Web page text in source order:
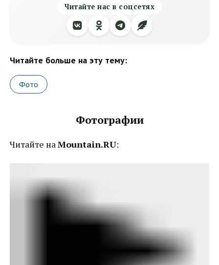
Читайте нас в соцсетях
Читайте больше на эту тему:
Фото
Фотографии
Читайте наMountain.RU: